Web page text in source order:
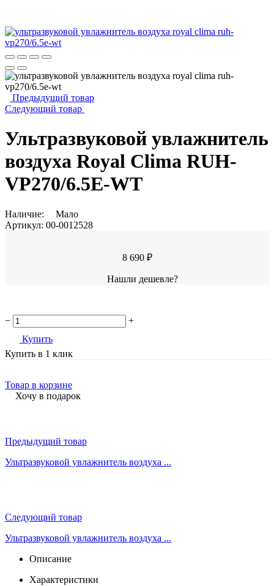
Предыдущий товар
Следующий товар
Ультразвуковой увлажнитель
воздуха Royal Clima RUH-
VP270/6.5E-WT
Наличие:
Мало
Артикул: 00-0012528
8 690 ₽
Нашли дешевле?
−
+
Купить
Купить в 1 клик
Товар в корзине
Хочу в подарок
Предыдущий товар
Ультразвуковой увлажнитель воздуха ...
Следующий товар
Ультразвуковой увлажнитель воздуха ...
Описание
Характеристики